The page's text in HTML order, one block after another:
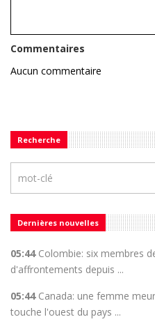
Commentaires
Aucun commentaire
Recherche
Dernières nouvelles
05:44 Colombie: six membres
d'affrontements depuis ...
05:44 Canada: une femme
touche l'ouest du pays ...